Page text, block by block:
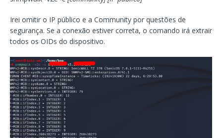
Irei omitir o IP público e a Community por questões de
segurança. Se a conexão estiver correta, o comando irá extrair
todos os OIDs do dispositivo.